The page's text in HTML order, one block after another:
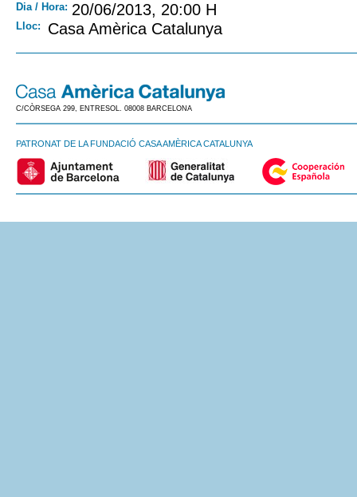
Dia / Hora: 20/06/2013, 20:00 H
Lloc: Casa Amèrica Catalunya
C/CÒRSEGA 299, ENTRESOL. 08008 BARCELONA
PATRONAT DE LA FUNDACIÓ CASA AMÈRICA CATALUNYA